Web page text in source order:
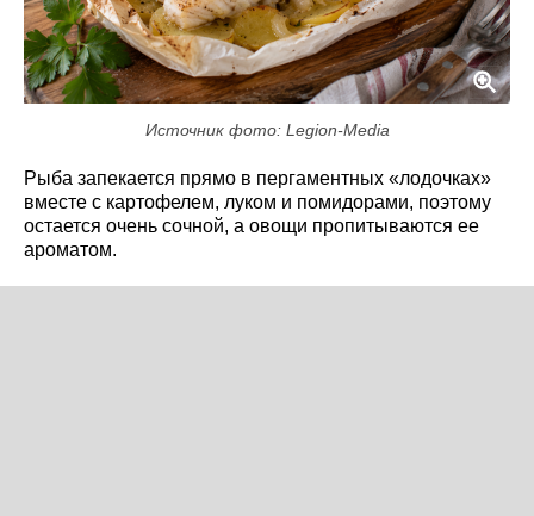
Источник фото: Legion-Media
Рыба запекается прямо в пергаментных «лодочках»
вместе с картофелем, луком и помидорами, поэтому
остается очень сочной, а овощи пропитываются ее
ароматом.